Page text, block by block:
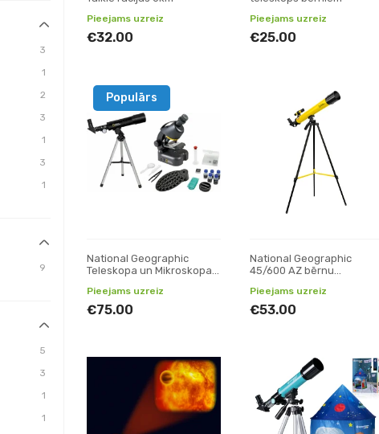
3
1
2
3
1
3
1
9
5
3
1
1
Pieejams uzreiz
€32.00
Pieejams uzreiz
€25.00
Populārs
National Geographic
Teleskopa un Mikroskopa
Pieejams uzreiz
€75.00
National Geographic
45/600 AZ bērnu
Pieejams uzreiz
€53.00